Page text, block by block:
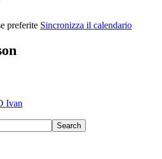
preferite Sincronizza il calendario
Ivan